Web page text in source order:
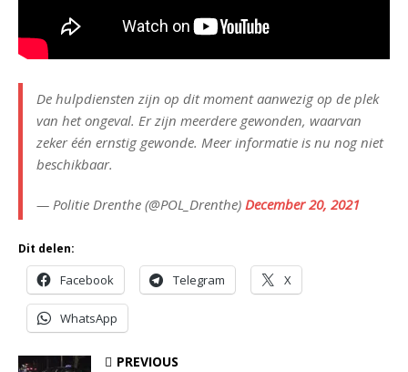
De hulpdiensten zijn op dit moment aanwezig op de plek
van het ongeval. Er zijn meerdere gewonden, waarvan
zeker één ernstig gewonde. Meer informatie is nu nog niet
beschikbaar.
— Politie Drenthe (@POL_Drenthe) December 20, 2021
Dit delen:
Facebook Telegram X
WhatsApp
PREVIOUS